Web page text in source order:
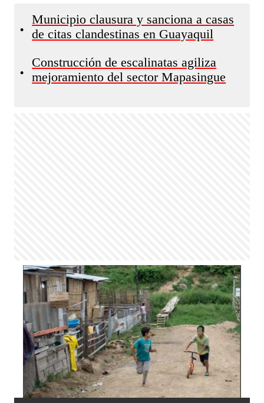
•
Municipio clausura y sanciona a casas
de citas clandestinas en Guayaquil
•
Construcción de escalinatas agiliza
mejoramiento del sector Mapasingue